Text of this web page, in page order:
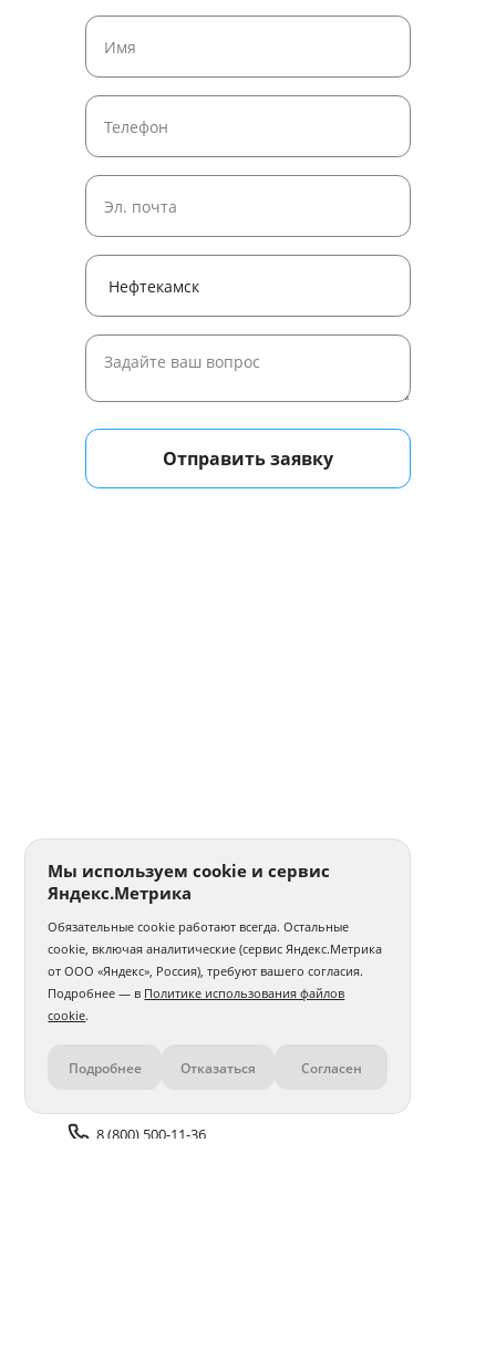
Отправить заявку
Контакты
8 (800) 500-11-36
Мы используем cookie и сервис
Яндекс.Метрика
Обязательные cookie работают всегда. Остальные
cookie, включая аналитические (сервис Яндекс.Метрика
от ООО «Яндекс», Россия), требуют вашего согласия.
Подробнее — в Политике использования файлов
cookie.
Подробнее Отказаться Согласен